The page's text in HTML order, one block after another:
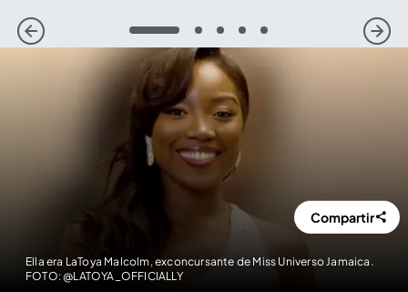
1 2 3 4 5
Ella era LaToya Malcolm, exconcursante de Miss Universo Jamaica.
FOTO: @LATOYA_OFFICIALLY
Compartir